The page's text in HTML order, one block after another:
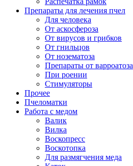
Препараты для лечения пчел
Для человека
От аскосфероза
От вирусов и грибков
От гнильцов
От нозематоза
Препараты от варроатоза
При роении
Стимуляторы
Прочее
Пчеломатки
Работа с медом
Валик
Вилка
Воскопресс
Воскотопка
Для размягчения меда